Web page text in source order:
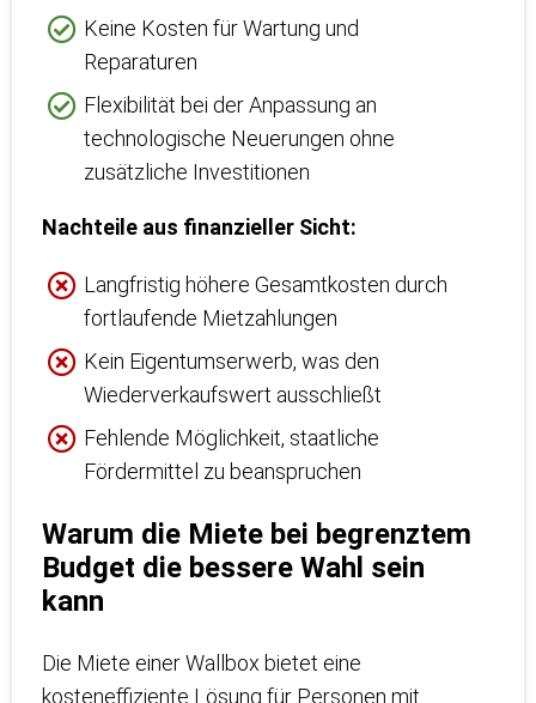
Keine Kosten für Wartung und
Reparaturen
Flexibilität bei der Anpassung an
technologische Neuerungen ohne
zusätzliche Investitionen
Nachteile aus finanzieller Sicht:
Langfristig höhere Gesamtkosten durch
fortlaufende Mietzahlungen
Kein Eigentumserwerb, was den
Wiederverkaufswert ausschließt
Fehlende Möglichkeit, staatliche
Fördermittel zu beanspruchen
Warum die Miete bei begrenztem
Budget die bessere Wahl sein
kann
Die Miete einer Wallbox bietet eine
kosteneffiziente Lösung für Personen mit